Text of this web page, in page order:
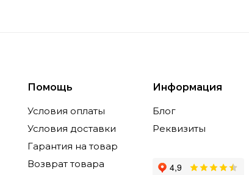
Помощь
Условия оплаты
Условия доставки
Гарантия на товар
Возврат товара
Информация
Блог
Реквизиты